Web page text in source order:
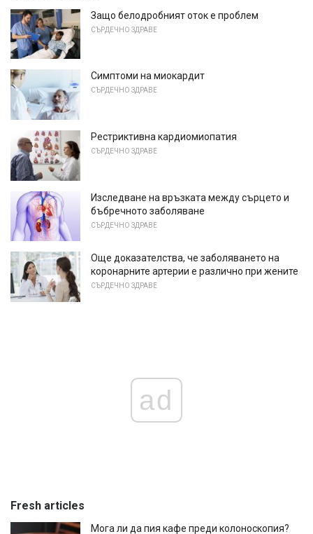
Защо белодробният оток е проблем
СЪРДЕЧНО ЗДРАВЕ
Симптоми на миокардит
СЪРДЕЧНО ЗДРАВЕ
Рестриктивна кардиомиопатия
СЪРДЕЧНО ЗДРАВЕ
Изследване на връзката между сърцето и
бъбречното заболяване
СЪРДЕЧНО ЗДРАВЕ
Още доказателства, че заболяването на
коронарните артерии е различно при жените
СЪРДЕЧНО ЗДРАВЕ
ad
Fresh articles
Мога ли да пия кафе преди колоноскопия?